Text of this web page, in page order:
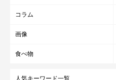
コラム
画像
食べ物